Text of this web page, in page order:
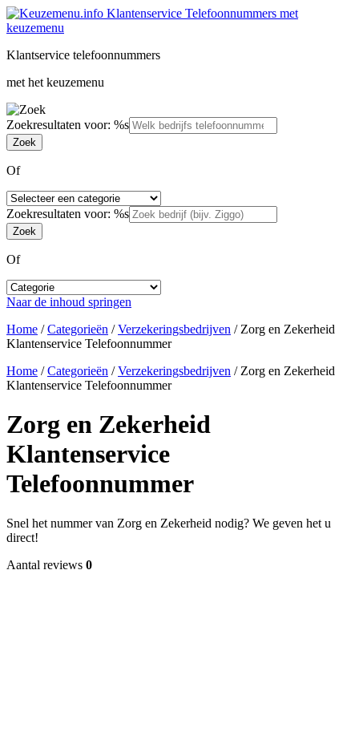
Klantservice telefoonnummers
met het keuzemenu
Zoekresultaten voor: %s
Of
Zoekresultaten voor: %s
Of
Naar de inhoud springen
Home /Categorieën /Verzekeringsbedrijven / Zorg en Zekerheid
Klantenservice Telefoonnummer
Home /Categorieën /Verzekeringsbedrijven / Zorg en Zekerheid
Klantenservice Telefoonnummer
Zorg en Zekerheid
Klantenservice
Telefoonnummer
Snel het nummer van Zorg en Zekerheid nodig? We geven het u
direct!
Aantal reviews 0